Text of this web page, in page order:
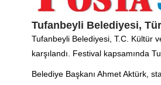
Tufanbeyli Belediyesi,
Tufanbeyli Belediyesi, T.C. Kültür
karşılandı. Festival kapsamında
Belediye Başkanı Ahmet Aktürk,